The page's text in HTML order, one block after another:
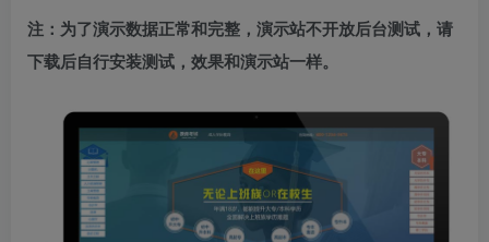
注：为了演示数据正常和完整，演示站不开放后台测试，请
下载后自行安装测试，效果和演示站一样。